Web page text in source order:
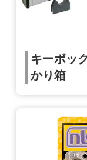
キーボッ
かり箱